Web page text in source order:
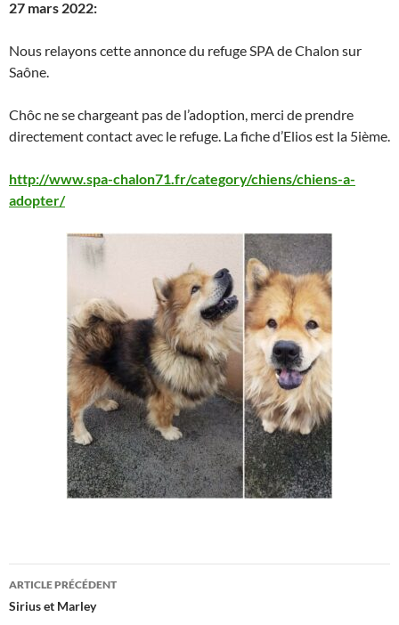
27 mars 2022:
Nous relayons cette annonce du refuge SPA de Chalon sur
Saône.
Chôc ne se chargeant pas de l’adoption, merci de prendre
directement contact avec le refuge. La fiche d’Elios est la 5ième.
http://www.spa-chalon71.fr/category/chiens/chiens-a-
adopter/
Navigation
des
ARTICLE PRÉCÉDENT
Sirius et Marley